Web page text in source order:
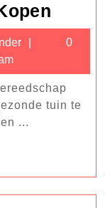
Jouw
voor
Sander
0
tuin te
...